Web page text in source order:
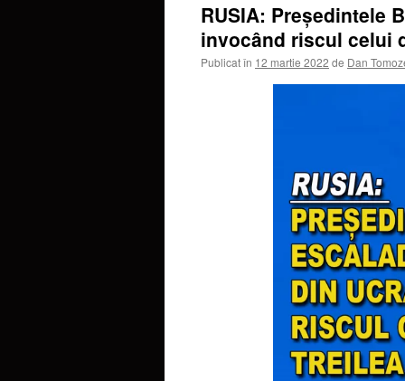
RUSIA: Președintele
invocând riscul celui
Publicat în 12 martie 2022 de Dan